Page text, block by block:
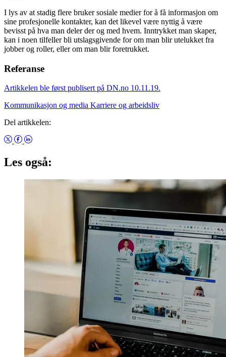
I lys av at stadig flere bruker sosiale medier for å få informasjon om
sine profesjonelle kontakter, kan det likevel være nyttig å være
bevisst på hva man deler der og med hvem. Inntrykket man skaper,
kan i noen tilfeller bli utslagsgivende for om man blir utelukket fra
jobber og roller, eller om man blir foretrukket.
Referanse
Artikkelen ble først publisert på DN.no 10.11.19.
Kommunikasjon og media Karriere og arbeidsliv
Del artikkelen:
Les også: